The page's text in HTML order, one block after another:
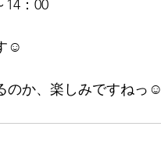
14：00
☺
のか、楽しみですねっ☺